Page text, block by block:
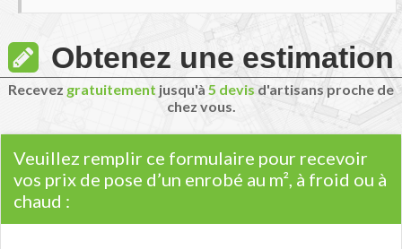
Obtenez une estimation
Recevez gratuitement jusqu'à 5 devis d'artisans proche de
chez vous.
Veuillez remplir ce formulaire pour recevoir
vos prix de pose d’un enrobé au m², à froid ou à
chaud :